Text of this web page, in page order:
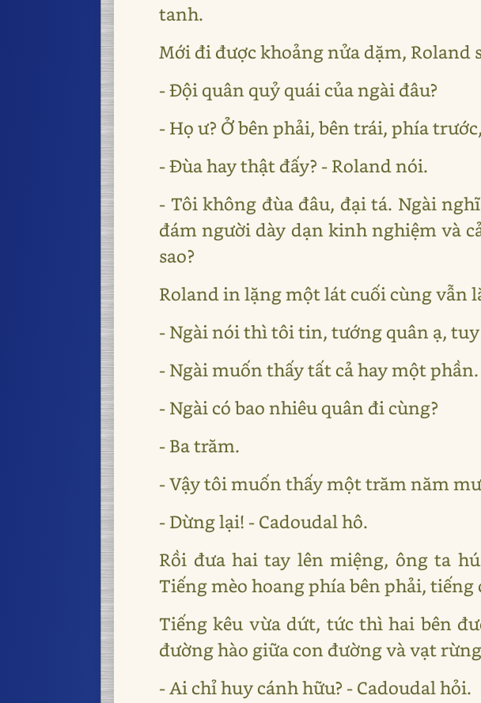
tanh.
Mới đi được khoảng nửa dặm, Roland
- Đội quân quỷ quái của ngài đâu?
- Họ ư? Ở bên phải, bên trái, phía
- Đùa hay thật đấy? - Roland nói.
- Tôi không đùa đâu, đại tá. Ngài
đám người dày dạn kinh nghiệm và
sao?
Roland in lặng một lát cuối cùng vẫn
- Ngài nói thì tôi tin, tướng quân ạ,
- Ngài muốn thấy tất cả hay một phần.
- Ngài có bao nhiêu quân đi cùng?
- Ba trăm.
- Vậy tôi muốn thấy một trăm năm
- Dừng lại! - Cadoudal hô.
Rồi đưa hai tay lên miệng, ông ta
Tiếng mèo hoang phía bên phải,
Tiếng kêu vừa dứt, tức thì hai bên
đường hào giữa con đường và vạt
- Ai chỉ huy cánh hữu? - Cadoudal hỏi.